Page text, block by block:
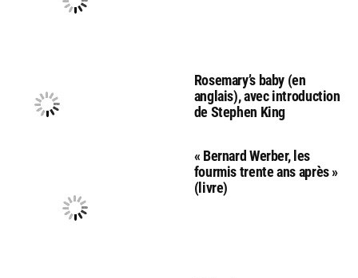
Rosemary’s baby (en
anglais), avec introduction
de Stephen King
« Bernard Werber, les
fourmis trente ans après »
(livre)